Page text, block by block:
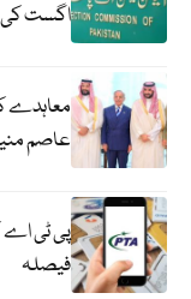
اگست کی
معاہدے
عاصم
پی ٹی اے
فیصلہ